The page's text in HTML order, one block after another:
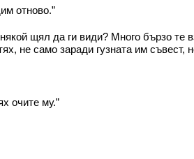
отново.”
щял да ги види? Много бързо те
не само заради гузната им съвест,
очите му.”